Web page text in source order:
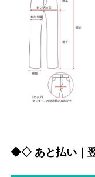
◆◇ あと払い｜